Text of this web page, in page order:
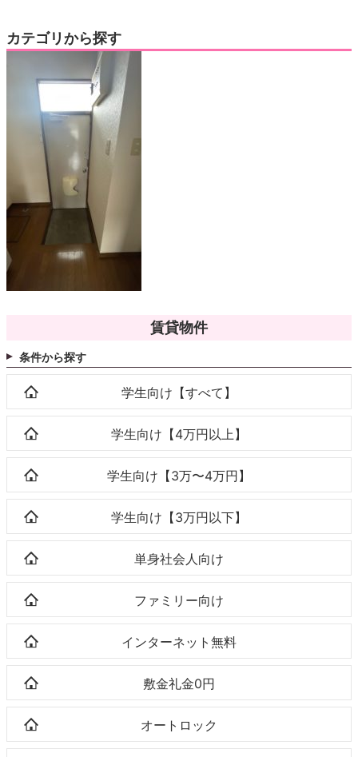
カテゴリから探す
賃貸物件
条件から探す
学生向け【すべて】
学生向け【4万円以上】
学生向け【3万〜4万円】
学生向け【3万円以下】
単身社会人向け
ファミリー向け
インターネット無料
敷金礼金0円
オートロック